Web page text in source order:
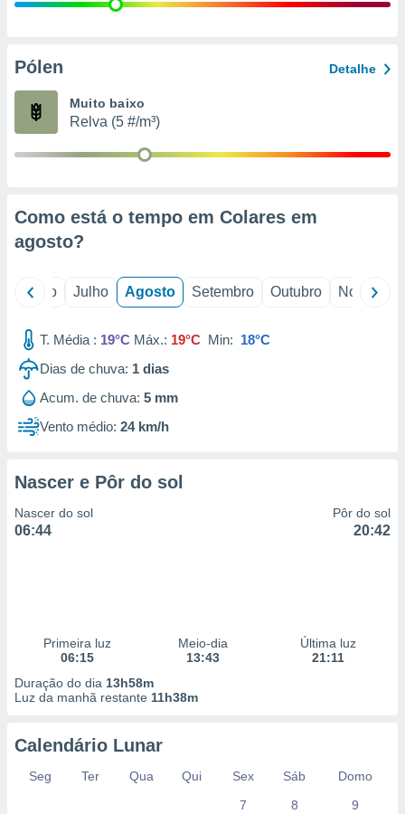
e
de
Pólen Detalhe
Muito baixo
Relva (5 #/m³)
Como está o tempo em Colares em
agosto?
Junho Julho Agosto Setembro Outubro Novembro
T. Média : 19°C Máx.: 19°C Min: 18°C
Dias de chuva: 1 dias
Acum. de chuva: 5 mm
Vento médio: 24 km/h
Nascer e Pôr do sol
Nascer do sol
06:44
Pôr do sol
20:42
Primeira luz
06:15
Meio-dia
13:43
Última luz
21:11
Duração do dia 13h58m
Luz da manhã restante 11h38m
Calendário Lunar
Seg Ter Qua Qui Sex Sáb
Domo
7
8 9